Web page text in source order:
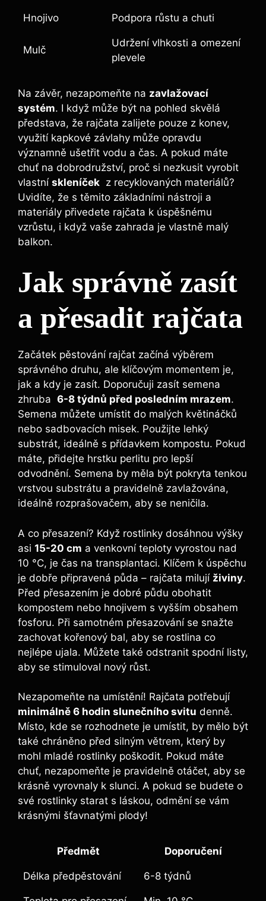
Hnojivo Podpora růstu a chuti
Mulč
Udržení⁤ vlhkosti ​a ‍omezení
plevele
Na ‌závěr, nezapomeňte ‍na zavlažovací
systém. I když‌ může ‌být na pohled skvělá
představa,⁣ že rajčata zalijete pouze z konev,​
využití kapkové závlahy​ může opravdu
‍významně ušetřit vodu a čas. ⁤A pokud⁣ máte​
chuť na dobrodružství, proč‌ si nezkusit vyrobit
vlastní skleníček ‌ z ‌recyklovaných ‌materiálů?
Uvidíte, že s těmito základními‌ nástroji⁤ a‌
materiály přivedete rajčata ⁣k úspěšnému
vzrůstu, ​i když vaše zahrada je vlastně ⁤malý‍
balkon.
Jak správně‌ zasít
a přesadit rajčata
Začátek pěstování rajčat začíná⁤ výběrem
správného druhu, ale klíčovým momentem je,‍
jak a kdy je zasít. Doporučuji zasít semena
zhruba ‍ 6-8⁣ týdnů před posledním mrazem.
Semena⁢ můžete umístit do malých květináčků
nebo sadbovacích⁤ misek. Použijte ‌lehký
substrát, ideálně s přídavkem kompostu. ‌Pokud
máte,‍ přidejte⁣ hrstku perlitu⁢ pro lepší‌
odvodnění. Semena ⁢by měla být pokryta tenkou
⁤vrstvou ⁣substrátu ​a pravidelně zavlažována,⁣
ideálně‍ rozprašovačem, aby se⁢ neničila.
A co přesazení? ⁢Když rostlinky ‌dosáhnou výšky
asi 15-20 cm a venkovní ⁤teploty ‍vyrostou nad
10 °C, je‌ čas ⁣na transplantaci. Klíčem ‍k úspěchu‍
je dobře připravená​ půda – ⁣rajčata‌ milují živiny.
Před přesazením je dobré ​půdu obohatit
kompostem nebo hnojivem ⁤s vyšším obsahem
fosforu. Při samotném přesazování‌ se ⁢snažte ​
zachovat kořenový bal,​ aby ‌se rostlina⁣ co
nejlépe ‍ujala. Můžete také odstranit spodní listy,
aby se ​stimuloval nový ​růst.
Nezapomeňte na umístění! ​Rajčata potřebují
minimálně ⁢6 hodin slunečního ‌svitu denně.
Místo, kde se rozhodnete⁤ je ⁢umístit,‍ by mělo být
také chráněno‍ před silným větrem, který by​
mohl ‍mladé‍ rostlinky poškodit. Pokud máte
‌chuť, ⁤nezapomeňte​ je pravidelně otáčet, aby se
krásně ⁢vyrovnaly⁣ k slunci. A pokud ‌se budete ⁢o
své rostlinky starat s láskou, odmění se vám
⁢krásnými šťavnatými plody!
Předmět Doporučení
Délka předpěstování 6-8 ​týdnů